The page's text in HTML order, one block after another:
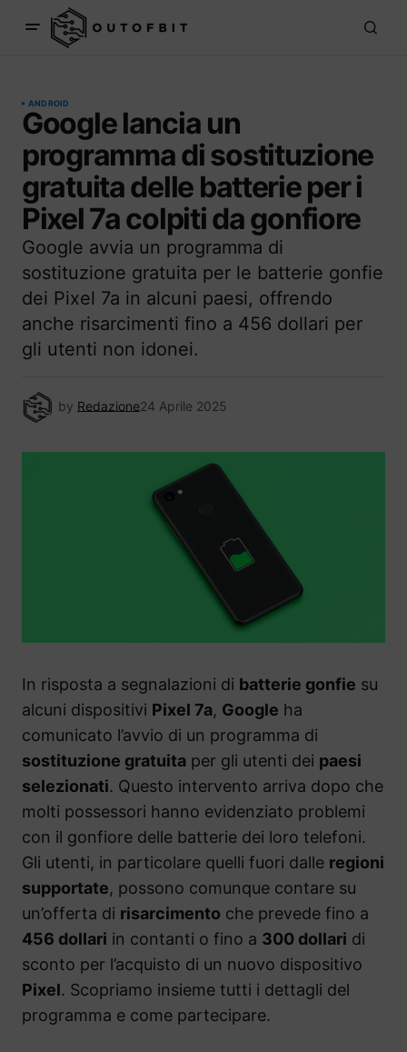
ANDROID
Google lancia un
programma di sostituzione
gratuita delle batterie per i
Pixel 7a colpiti da gonfiore
Google avvia un programma di
sostituzione gratuita per le batterie gonfie
dei Pixel 7a in alcuni paesi, offrendo
anche risarcimenti fino a 456 dollari per
gli utenti non idonei.
by Redazione24 Aprile 2025
In risposta a segnalazioni di batterie gonfie su
alcuni dispositivi Pixel 7a, Google ha
comunicato l’avvio di un programma di
sostituzione gratuita per gli utenti dei paesi
selezionati. Questo intervento arriva dopo che
molti possessori hanno evidenziato problemi
con il gonfiore delle batterie dei loro telefoni.
Gli utenti, in particolare quelli fuori dalle regioni
supportate, possono comunque contare su
un’offerta di risarcimento che prevede fino a
456 dollari in contanti o fino a 300 dollari di
sconto per l’acquisto di un nuovo dispositivo
Pixel. Scopriamo insieme tutti i dettagli del
programma e come partecipare.